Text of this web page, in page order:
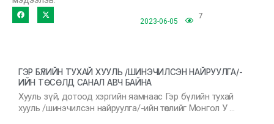
2023-06-05
7
ГЭР БҮЛИЙН ТУХАЙ ХУУЛЬ /ШИНЭЧИЛСЭН НАЙРУУЛГА/-
ИЙН ТӨСӨЛД САНАЛ АВЧ БАЙНА
Хууль зүй, дотоод хэргийн яамнаас Гэр бүлийн тухай
хууль /шинэчилсэн найруулга/-ийн төслийг Монгол У …